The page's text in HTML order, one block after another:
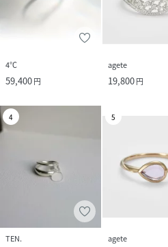
4℃
59,400円
agete
19,800円
4
TEN.
5
agete